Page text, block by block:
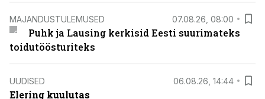
MAJANDUSTULEMUSED 07.08.26, 08:00
Puhk ja Lausing kerkisid Eesti suurimateks
toidutöösturiteks
UUDISED 06.08.26, 14:44
Elering kuulutas